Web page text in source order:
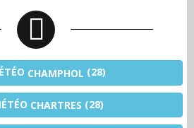
CHAMPHOL (28)
CHARTRES (28)